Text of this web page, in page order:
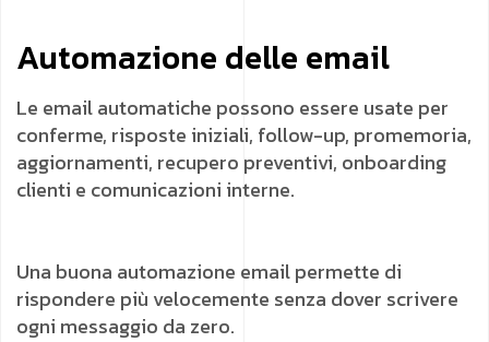
Automazione delle email
Le email automatiche possono essere usate per
conferme, risposte iniziali, follow-up, promemoria,
aggiornamenti, recupero preventivi, onboarding
clienti e comunicazioni interne.
Una buona automazione email permette di
rispondere più velocemente senza dover scrivere
ogni messaggio da zero.